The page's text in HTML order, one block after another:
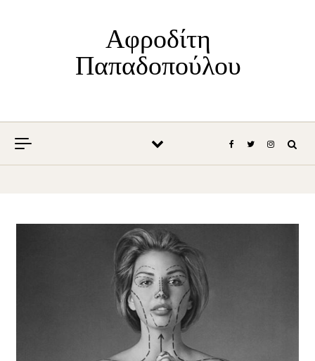
Αφροδίτη
Παπαδοπούλου